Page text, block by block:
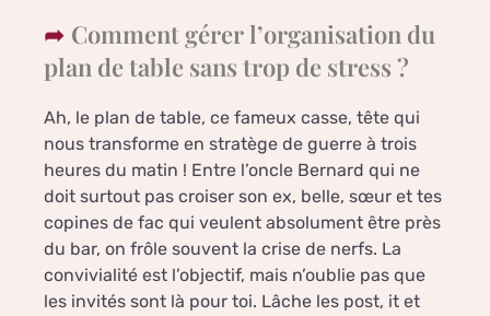
Comment gérer l’organisation du
plan de table sans trop de stress ?
Ah, le plan de table, ce fameux casse, tête qui
nous transforme en stratège de guerre à trois
heures du matin ! Entre l’oncle Bernard qui ne
doit surtout pas croiser son ex, belle, sœur et tes
copines de fac qui veulent absolument être près
du bar, on frôle souvent la crise de nerfs. La
convivialité est l’objectif, mais n’oublie pas que
les invités sont là pour toi. Lâche les post, it et